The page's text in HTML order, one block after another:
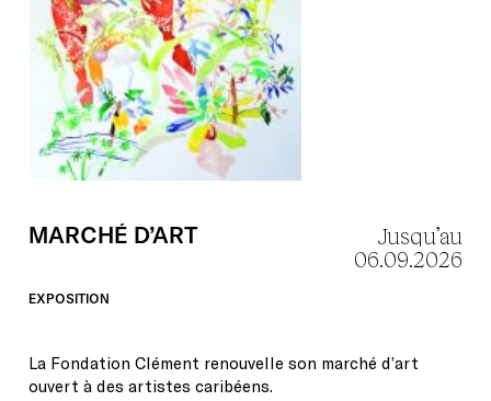
EXPOSITION
MARCHÉ D’ART
Jusqu’au
06.09.2026
La Fondation Clément renouvelle son marché d’art
ouvert à des artistes caribéens.